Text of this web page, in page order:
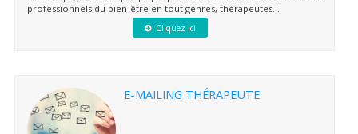
professionnels du bien-être en tout genres, thérapeutes...
Cliquez ici
E-MAILING THÉRAPEUTE